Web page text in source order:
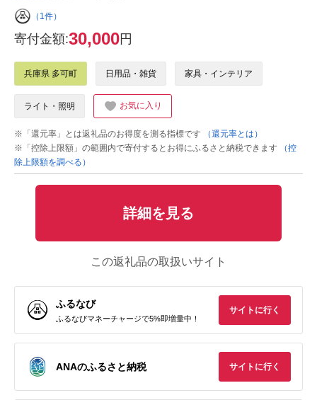
（1件）
寄付金額:30,000円
兵庫県 多可町 日用品・雑貨 家具・インテリア
ライト・照明 お気に入り
※「還元率」とは返礼品のお得度を測る指標です
（還元率とは）
※「控除上限額」の範囲内で寄付するとお得にふるさと納税できます
（控
除上限額を調べる）
詳細を見る
この返礼品の取扱いサイト
ふるなび
ふるなびマネーチャージで5%即増量中！
サイトに行く
ANAのふるさと納税 サイトに行く